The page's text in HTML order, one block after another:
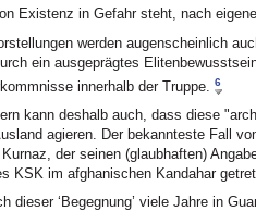
Existenz in Gefahr steht, nach
werden augenscheinlich
ein ausgeprägtes
innerhalb der Truppe.
6
kann deshalb auch, dass diese
agieren. Der bekannteste Fall
der seinen (glaubhaften)
KSK im afghanischen Kandahar
dieser ‘Begegnung’ viele Jahre in